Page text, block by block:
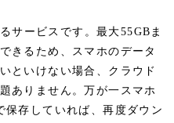
サービスです。最大55GBま
きるため、スマホのデータ
といけない場合、クラウド
ありません。万が一スマホ
保存していれば、再度ダウン